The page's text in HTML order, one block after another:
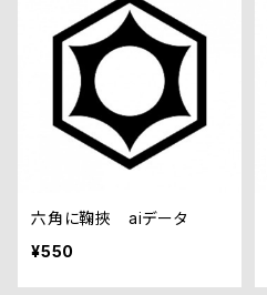
六角に鞠挾 aiデータ
¥550